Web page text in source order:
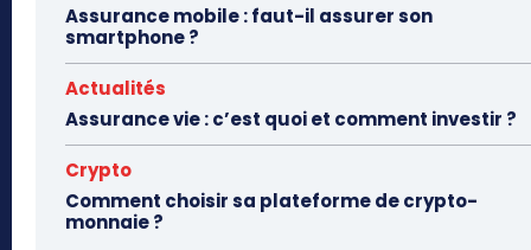
Assurance mobile : faut-il assurer son
smartphone ?
Actualités
Assurance vie : c’est quoi et comment investir ?
Crypto
Comment choisir sa plateforme de crypto-
monnaie ?